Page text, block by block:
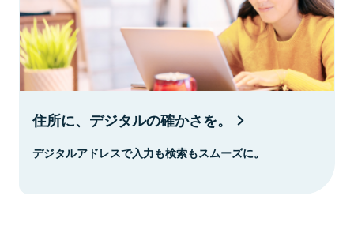
住所に、デジタルの確かさを。
デジタルアドレスで入力も検索もスムーズに。